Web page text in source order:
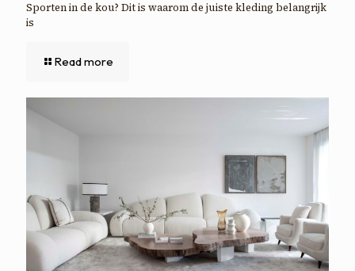
Sporten in de kou? Dit is waarom de juiste kleding belangrijk
is
Read more